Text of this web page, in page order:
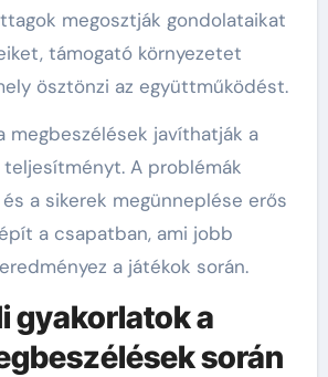
megosztják gondolataikat
támogató környezetet
ösztönzi az együttműködést.
megbeszélések javíthatják a
A problémák
a sikerek megünneplése erős
a csapatban, ami jobb
a játékok során.
gyakorlatok a
során